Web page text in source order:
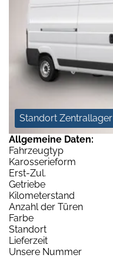
Standort Zentrallager
Allgemeine Daten:
Fahrzeugtyp
Karosserieform
Erst-Zul.
Getriebe
Kilometerstand
Anzahl der Türen
Farbe
Standort
Lieferzeit
Unsere Nummer